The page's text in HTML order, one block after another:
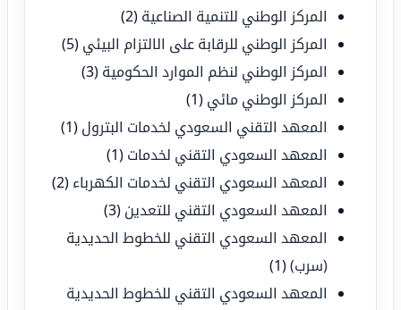
المركز الوطني للتنمية الصناعية (2)
المركز الوطني للرقابة على الالتزام البيئي (5)
المركز الوطني لنظم الموارد الحكومية (3)
المركز الوطني مائي (1)
المعهد التقني السعودي لخدمات البترول (1)
المعهد السعودي التقني لخدمات (1)
المعهد السعودي التقني لخدمات الكهرباء (2)
المعهد السعودي التقني للتعدين (3)
المعهد السعودي التقني للخطوط الحديدية
(سرب)(1)
المعهد السعودي التقني للخطوط الحديدية